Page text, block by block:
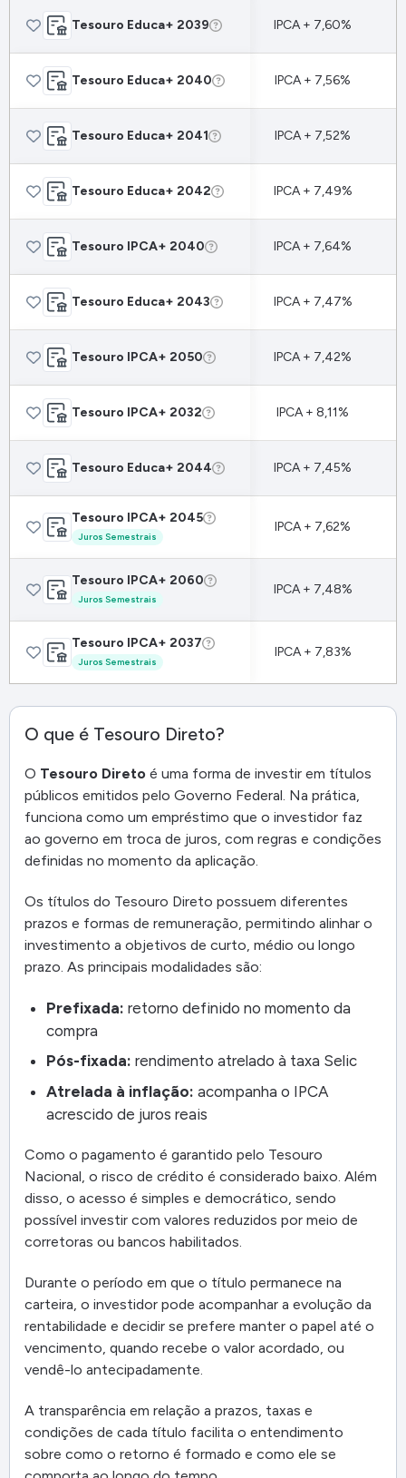
Tesouro Educa+ 2039 IPCA + 7,60%
Tesouro Educa+ 2040 IPCA + 7,56%
Tesouro Educa+ 2041 IPCA + 7,52%
Tesouro Educa+ 2042 IPCA + 7,49%
Tesouro IPCA+ 2040 IPCA + 7,64%
Tesouro Educa+ 2043 IPCA + 7,47%
Tesouro IPCA+ 2050 IPCA + 7,42%
Tesouro IPCA+ 2032 IPCA + 8,11%
Tesouro Educa+ 2044 IPCA + 7,45%
Tesouro IPCA+ 2045
Juros Semestrais
IPCA + 7,62%
Tesouro IPCA+ 2060
Juros Semestrais
IPCA + 7,48%
Tesouro IPCA+ 2037
Juros Semestrais
IPCA + 7,83%
O que é Tesouro Direto?
O Tesouro Direto é uma forma de investir em títulos
públicos emitidos pelo Governo Federal. Na prática,
funciona como um empréstimo que o investidor faz
ao governo em troca de juros, com regras e condições
definidas no momento da aplicação.
Os títulos do Tesouro Direto possuem diferentes
prazos e formas de remuneração, permitindo alinhar o
investimento a objetivos de curto, médio ou longo
prazo. As principais modalidades são:
Prefixada: retorno definido no momento da
compra
Pós-fixada: rendimento atrelado à taxa Selic
Atrelada à inflação: acompanha o IPCA
acrescido de juros reais
Como o pagamento é garantido pelo Tesouro
Nacional, o risco de crédito é considerado baixo. Além
disso, o acesso é simples e democrático, sendo
possível investir com valores reduzidos por meio de
corretoras ou bancos habilitados.
Durante o período em que o título permanece na
carteira, o investidor pode acompanhar a evolução da
rentabilidade e decidir se prefere manter o papel até o
vencimento, quando recebe o valor acordado, ou
vendê-lo antecipadamente.
A transparência em relação a prazos, taxas e
condições de cada título facilita o entendimento
sobre como o retorno é formado e como ele se